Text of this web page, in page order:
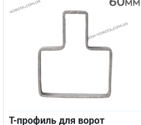
Т-профиль для ворот